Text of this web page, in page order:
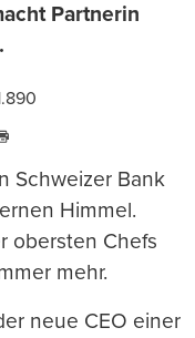
Partnerin
drucken
Schweizer Bank
Himmel.
obersten Chefs
mehr.
neue CEO einer